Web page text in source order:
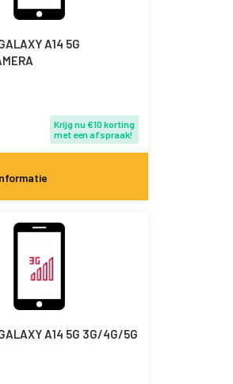
A14 5G
Krijg nu €10 korting
met een afspraak!
A14 5G 3G/4G/5G